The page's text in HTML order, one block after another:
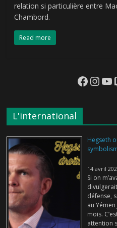
relation si particulière entre
Chambord.
Read more
L'international
Hegseth
14 avril
Si on
défense,
au
mois.
attention